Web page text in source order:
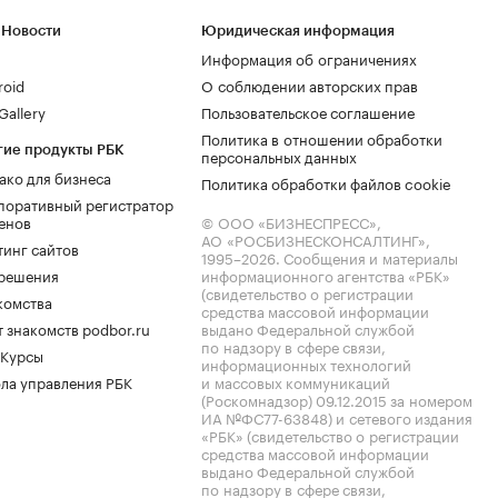
продукты РБК
для бизнеса
регистратор
сайтов
знакомств podbor.ru
управления РБК
Юридическая информация
Информация об ограничениях
О соблюдении авторских прав
Пользовательское соглашение
Политика в отношении обработки
персональных данных
Политика обработки файлов cookie
© ООО «БИЗНЕСПРЕСС»,
АО «РОСБИЗНЕСКОНСАЛТИНГ»,
1995–2026. Сообщения и материалы
информационного агентства «РБК»
(свидетельство о регистрации
средства массовой информации
выдано Федеральной службой
по надзору в сфере связи,
информационных технологий
и массовых коммуникаций
(Роскомнадзор) 09.12.2015 за номером
ИА №ФС77-63848) и сетевого издания
«РБК» (свидетельство о регистрации
средства массовой информации
выдано Федеральной службой
по надзору в сфере связи,